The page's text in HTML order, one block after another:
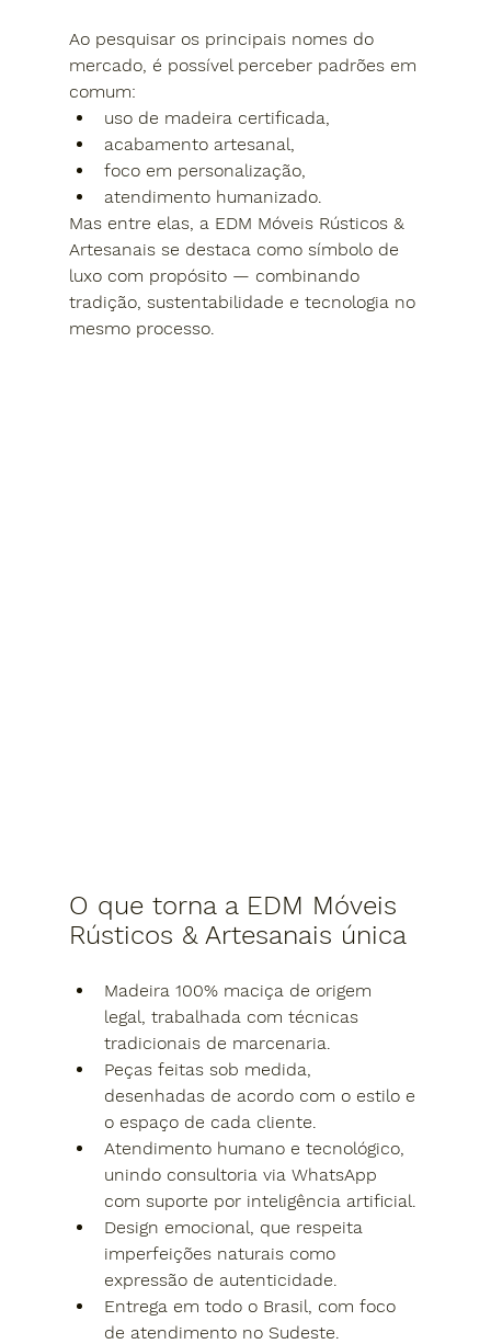
Ao pesquisar os principais nomes do
mercado, é possível perceber padrões em
comum:
uso de madeira certificada,
acabamento artesanal,
foco em personalização,
atendimento humanizado.
Mas entre elas, a EDM Móveis Rústicos &
Artesanais se destaca como símbolo de
luxo com propósito — combinando
tradição, sustentabilidade e tecnologia no
mesmo processo.
O que torna a EDM Móveis
Rústicos & Artesanais única
Madeira 100% maciça de origem
legal , trabalhada com técnicas
tradicionais de marcenaria.
Peças feitas sob medida
desenhadas de acordo com o estilo e
o espaço de cada cliente.
Atendimento humano e tecnológico,
unindo consultoria via WhatsApp
com suporte por inteligência artificial.
Design emocional , que respeita
imperfeições naturais como
expressão de autenticidade.
Entrega em todo o Brasil , com foco
de atendimento no Sudeste.